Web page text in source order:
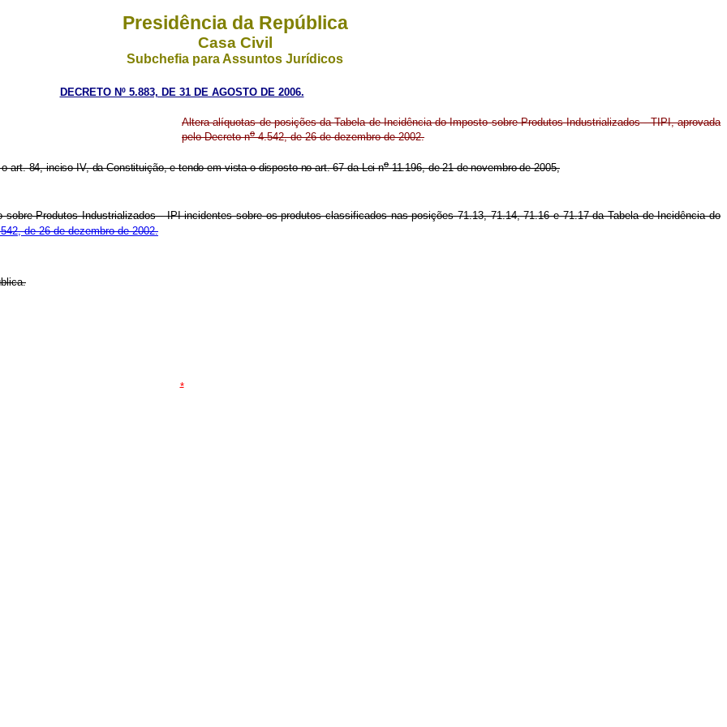
Presidência da República
Casa Civil
Subchefia para Assuntos Jurídicos
DECRETO Nº 5.883, DE 31 DE AGOSTO DE 2006.
Altera alíquotas de posições da Tabela de Incidência do Imposto sobre Produtos Industrializados - TIPI, aprovada
pelo Decreto no4.542, de 26 de dezembro de 2002.
art. 84, inciso IV, da Constituição, e tendo em vista o disposto no art. 67 da Lei no11.196, de 21 de novembro de2005,
Produtos Industrializados - IPI incidentes sobre os produtos classificados nas posições 71.13, 71.14, 71.16 e 71.17 da Tabela de Incidência do
de 26 de dezembro de 2002.
*